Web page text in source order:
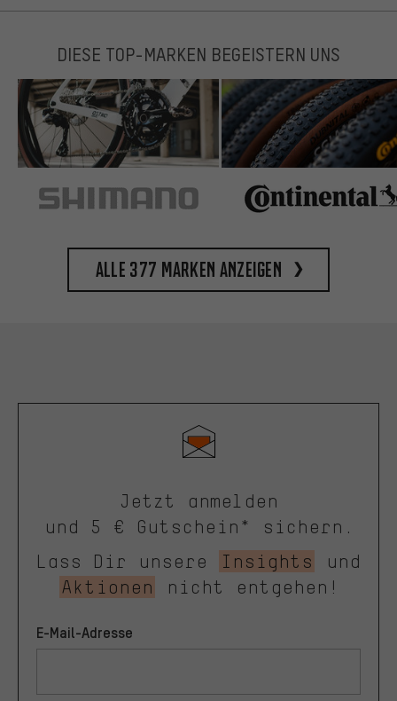
DIESE TOP-MARKEN BEGEISTERN UNS
Alle 377 Marken anzeigen
Jetzt anmelden
und 5 € Gutschein* sichern.
Lass Dir unsere
Insights
und
Aktionen
nicht entgehen!
E-Mail-Adresse